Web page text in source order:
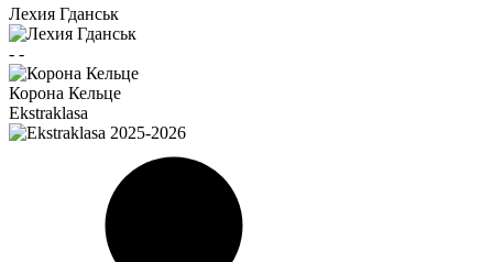
Лехия Гданськ
- -
Корона Кельце
Ekstraklasa